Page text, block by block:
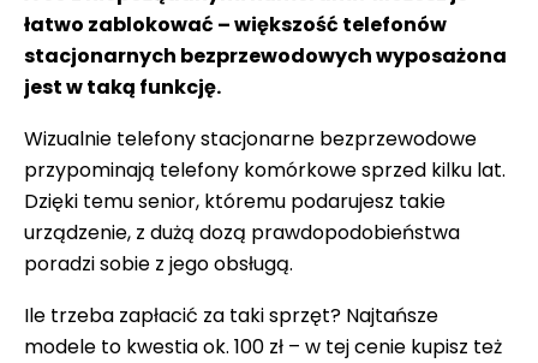
łatwo zablokować – większość telefonów
stacjonarnych bezprzewodowych wyposażona
jest w taką funkcję.
Wizualnie telefony stacjonarne bezprzewodowe
przypominają telefony komórkowe sprzed kilku lat.
Dzięki temu senior, któremu podarujesz takie
urządzenie, z dużą dozą prawdopodobieństwa
poradzi sobie z jego obsługą.
Ile trzeba zapłacić za taki sprzęt? Najtańsze
modele to kwestia ok. 100 zł – w tej cenie kupisz też